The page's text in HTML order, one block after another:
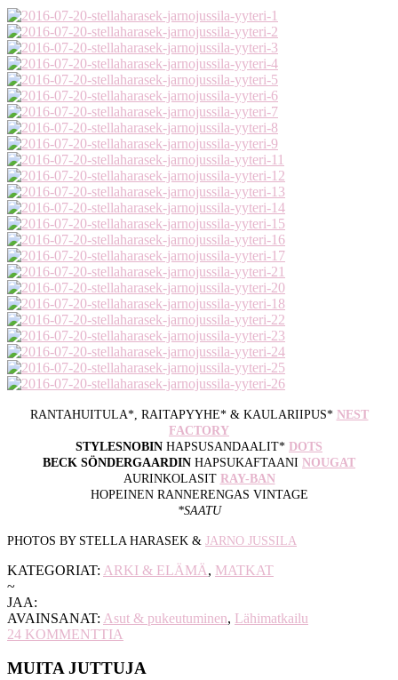
RANTAHUITULA*, RAITAPYYHE* & KAULARIIPUS* NEST
FACTORY
STYLESNOBIN HAPSUSANDAALIT* DOTS
BECK SÖNDERGAARDIN HAPSUKAFTAANI NOUGAT
AURINKOLASIT RAY-BAN
HOPEINEN RANNERENGAS VINTAGE
*SAATU
PHOTOS BY STELLA HARASEK & JARNO JUSSILA
KATEGORIAT: ARKI & ELÄMÄ, MATKAT
~
JAA:
AVAINSANAT: Asut & pukeutuminen, Lähimatkailu
24 KOMMENTTIA
MUITA JUTTUJA